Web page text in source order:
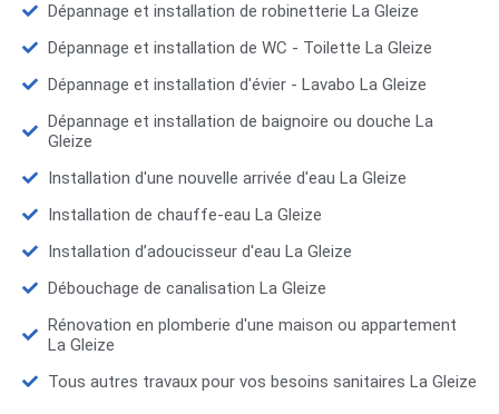
Dépannage et installation de robinetterie La Gleize
Dépannage et installation de WC - Toilette La Gleize
Dépannage et installation d'évier - Lavabo La Gleize
Dépannage et installation de baignoire ou douche La
Gleize
Installation d'une nouvelle arrivée d'eau La Gleize
Installation de chauffe-eau La Gleize
Installation d’adoucisseur d'eau La Gleize
Débouchage de canalisation La Gleize
Rénovation en plomberie d'une maison ou appartement
La Gleize
Tous autres travaux pour vos besoins sanitaires La Gleize